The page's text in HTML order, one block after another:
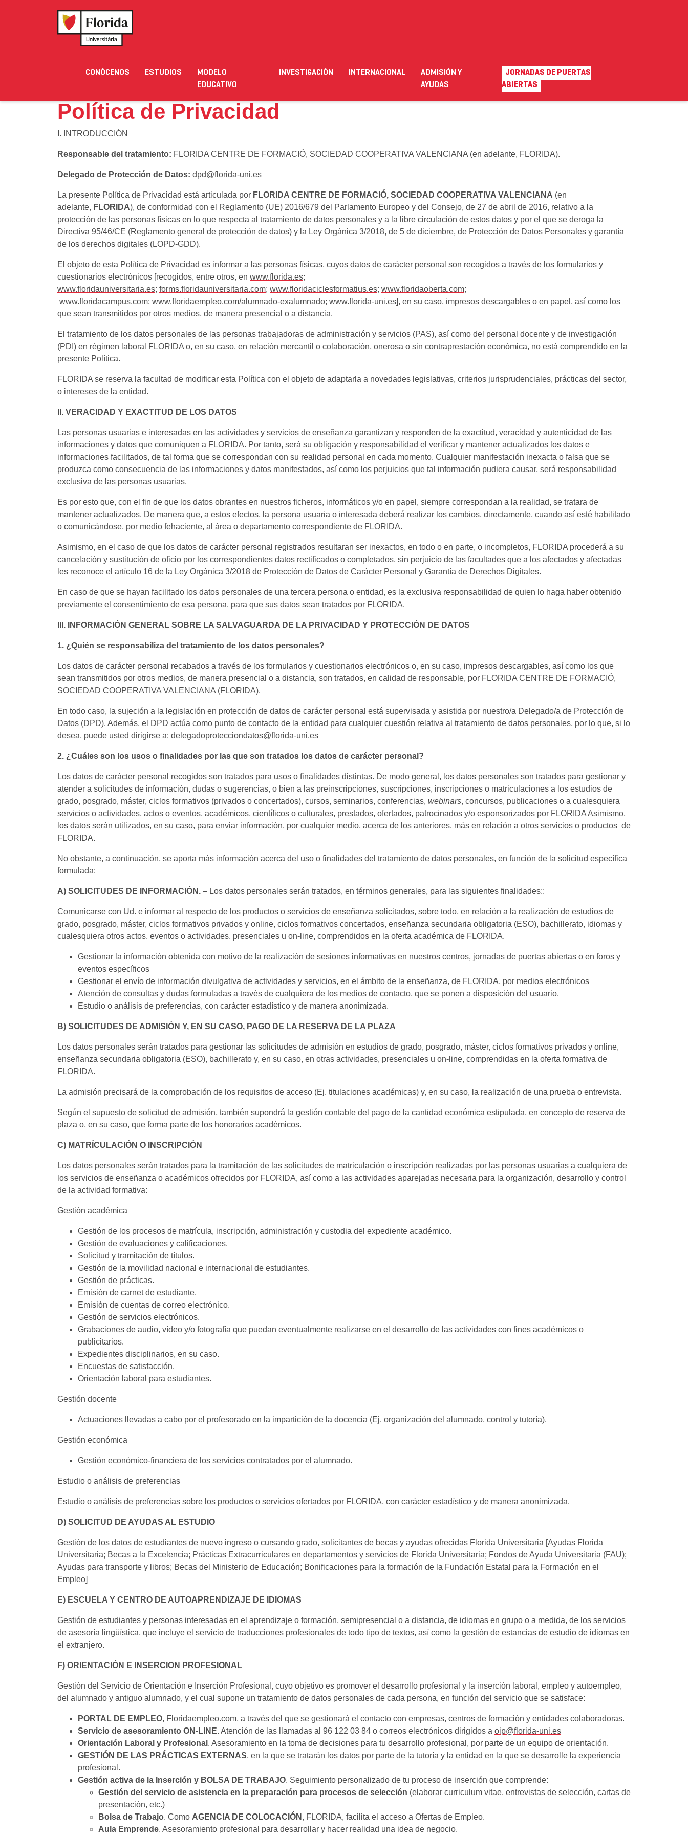
Noticias Eventos Blog Solicita Información Empleo Estudiante Futuro alumnado Necesito ayuda Campus virtual
CONÓCENOS ESTUDIOS
MODELO
EDUCATIVO
INVESTIGACIÓN INTERNACIONAL
ADMISIÓN Y
AYUDAS
JORNADAS DE PUERTAS
ABIERTAS
Política de Privacidad
I. INTRODUCCIÓN
Responsable del tratamiento: FLORIDA CENTRE DE FORMACIÓ, SOCIEDAD COOPERATIVA VALENCIANA (en adelante, FLORIDA).
Delegado de Protección de Datos: dpd@florida-uni.es
La presente Política de Privacidad está articulada por FLORIDA CENTRE DE FORMACIÓ, SOCIEDAD COOPERATIVA VALENCIANA (en
adelante, FLORIDA), de conformidad con el Reglamento (UE) 2016/679 del Parlamento Europeo y del Consejo, de 27 de abril de 2016, relativo a la
protección de las personas físicas en lo que respecta al tratamiento de datos personales y a la libre circulación de estos datos y por el que se deroga la
Directiva 95/46/CE (Reglamento general de protección de datos) y la Ley Orgánica 3/2018, de 5 de diciembre, de Protección de Datos Personales y garantía
de los derechos digitales (LOPD-GDD).
El objeto de esta Política de Privacidad es informar a las personas físicas, cuyos datos de carácter personal son recogidos a través de los formularios y
cuestionarios electrónicos [recogidos, entre otros, en www.florida.es;
www.floridauniversitaria.es; forms.floridauniversitaria.com; www.floridaciclesformatius.es; www.floridaoberta.com;
www.floridacampus.com; www.floridaempleo.com/alumnado-exalumnado; www.florida-uni.es], en su caso, impresos descargables o en papel, así como los
que sean transmitidos por otros medios, de manera presencial o a distancia.
El tratamiento de los datos personales de las personas trabajadoras de administración y servicios (PAS), así como del personal docente y de investigación
(PDI) en régimen laboral FLORIDA o, en su caso, en relación mercantil o colaboración, onerosa o sin contraprestación económica, no está comprendido en la
presente Política.
FLORIDA se reserva la facultad de modificar esta Política con el objeto de adaptarla a novedades legislativas, criterios jurisprudenciales, prácticas del sector,
o intereses de la entidad.
II. VERACIDAD Y EXACTITUD DE LOS DATOS
Las personas usuarias e interesadas en las actividades y servicios de enseñanza garantizan y responden de la exactitud, veracidad y autenticidad de las
informaciones y datos que comuniquen a FLORIDA. Por tanto, será su obligación y responsabilidad el verificar y mantener actualizados los datos e
informaciones facilitados, de tal forma que se correspondan con su realidad personal en cada momento. Cualquier manifestación inexacta o falsa que se
produzca como consecuencia de las informaciones y datos manifestados, así como los perjuicios que tal información pudiera causar, será responsabilidad
exclusiva de las personas usuarias.
Es por esto que, con el fin de que los datos obrantes en nuestros ficheros, informáticos y/o en papel, siempre correspondan a la realidad, se tratara de
mantener actualizados. De manera que, a estos efectos, la persona usuaria o interesada deberá realizar los cambios, directamente, cuando así esté habilitado
o comunicándose, por medio fehaciente, al área o departamento correspondiente de FLORIDA.
Asimismo, en el caso de que los datos de carácter personal registrados resultaran ser inexactos, en todo o en parte, o incompletos, FLORIDA procederá a su
cancelación y sustitución de oficio por los correspondientes datos rectificados o completados, sin perjuicio de las facultades que a los afectados y afectadas
les reconoce el artículo 16 de la Ley Orgánica 3/2018 de Protección de Datos de Carácter Personal y Garantía de Derechos Digitales.
En caso de que se hayan facilitado los datos personales de una tercera persona o entidad, es la exclusiva responsabilidad de quien lo haga haber obtenido
previamente el consentimiento de esa persona, para que sus datos sean tratados por FLORIDA.
III. INFORMACIÓN GENERAL SOBRE LA SALVAGUARDA DE LA PRIVACIDAD Y PROTECCIÓN DE DATOS
1. ¿Quién se responsabiliza del tratamiento de los datos personales?
Los datos de carácter personal recabados a través de los formularios y cuestionarios electrónicos o, en su caso, impresos descargables, así como los que
sean transmitidos por otros medios, de manera presencial o a distancia, son tratados, en calidad de responsable, por FLORIDA CENTRE DE FORMACIÓ,
SOCIEDAD COOPERATIVA VALENCIANA (FLORIDA).
En todo caso, la sujeción a la legislación en protección de datos de carácter personal está supervisada y asistida por nuestro/a Delegado/a de Protección de
Datos (DPD). Además, el DPD actúa como punto de contacto de la entidad para cualquier cuestión relativa al tratamiento de datos personales, por lo que, si lo
desea, puede usted dirigirse a: delegadoprotecciondatos@florida-uni.es
2. ¿Cuáles son los usos o finalidades por las que son tratados los datos de carácter personal?
Los datos de carácter personal recogidos son tratados para usos o finalidades distintas. De modo general, los datos personales son tratados para gestionar y
atender a solicitudes de información, dudas o sugerencias, o bien a las preinscripciones, suscripciones, inscripciones o matriculaciones a los estudios de
grado, posgrado, máster, ciclos formativos (privados o concertados), cursos, seminarios, conferencias, webinars, concursos, publicaciones o a cualesquiera
servicios o actividades, actos o eventos, académicos, científicos o culturales, prestados, ofertados, patrocinados y/o esponsorizados por FLORIDA Asimismo,
los datos serán utilizados, en su caso, para enviar información, por cualquier medio, acerca de los anteriores, más en relación a otros servicios o productos de
FLORIDA.
No obstante, a continuación, se aporta más información acerca del uso o finalidades del tratamiento de datos personales, en función de la solicitud específica
formulada:
A) SOLICITUDES DE INFORMACIÓN. – Los datos personales serán tratados, en términos generales, para las siguientes finalidades::
Comunicarse con Ud. e informar al respecto de los productos o servicios de enseñanza solicitados, sobre todo, en relación a la realización de estudios de
grado, posgrado, máster, ciclos formativos privados y online, ciclos formativos concertados, enseñanza secundaria obligatoria (ESO), bachillerato, idiomas y
cualesquiera otros actos, eventos o actividades, presenciales u on-line, comprendidos en la oferta académica de FLORIDA.
Gestionar la información obtenida con motivo de la realización de sesiones informativas en nuestros centros, jornadas de puertas abiertas o en foros y
eventos específicos
Gestionar el envío de información divulgativa de actividades y servicios, en el ámbito de la enseñanza, de FLORIDA, por medios electrónicos
Atención de consultas y dudas formuladas a través de cualquiera de los medios de contacto, que se ponen a disposición del usuario.
Estudio o análisis de preferencias, con carácter estadístico y de manera anonimizada.
B) SOLICITUDES DE ADMISIÓN Y, EN SU CASO, PAGO DE LA RESERVA DE LA PLAZA
Los datos personales serán tratados para gestionar las solicitudes de admisión en estudios de grado, posgrado, máster, ciclos formativos privados y online,
enseñanza secundaria obligatoria (ESO), bachillerato y, en su caso, en otras actividades, presenciales u on-line, comprendidas en la oferta formativa de
FLORIDA.
La admisión precisará de la comprobación de los requisitos de acceso (Ej. titulaciones académicas) y, en su caso, la realización de una prueba o entrevista.
Según el supuesto de solicitud de admisión, también supondrá la gestión contable del pago de la cantidad económica estipulada, en concepto de reserva de
plaza o, en su caso, que forma parte de los honorarios académicos.
C) MATRÍCULACIÓN O INSCRIPCIÓN
Los datos personales serán tratados para la tramitación de las solicitudes de matriculación o inscripción realizadas por las personas usuarias a cualquiera de
los servicios de enseñanza o académicos ofrecidos por FLORIDA, así como a las actividades aparejadas necesaria para la organización, desarrollo y control
de la actividad formativa:
Gestión académica
Gestión de los procesos de matrícula, inscripción, administración y custodia del expediente académico.
Gestión de evaluaciones y calificaciones.
Solicitud y tramitación de títulos.
Gestión de la movilidad nacional e internacional de estudiantes.
Gestión de prácticas.
Emisión de carnet de estudiante.
Emisión de cuentas de correo electrónico.
Gestión de servicios electrónicos.
Grabaciones de audio, vídeo y/o fotografía que puedan eventualmente realizarse en el desarrollo de las actividades con fines académicos o
publicitarios.
Expedientes disciplinarios, en su caso.
Encuestas de satisfacción.
Orientación laboral para estudiantes.
Gestión docente
Actuaciones llevadas a cabo por el profesorado en la impartición de la docencia (Ej. organización del alumnado, control y tutoría).
Gestión económica
Gestión económico-financiera de los servicios contratados por el alumnado.
Estudio o análisis de preferencias
Estudio o análisis de preferencias sobre los productos o servicios ofertados por FLORIDA, con carácter estadístico y de manera anonimizada.
D) SOLICITUD DE AYUDAS AL ESTUDIO
Gestión de los datos de estudiantes de nuevo ingreso o cursando grado, solicitantes de becas y ayudas ofrecidas Florida Universitaria [Ayudas Florida
Universitaria; Becas a la Excelencia; Prácticas Extracurriculares en departamentos y servicios de Florida Universitaria; Fondos de Ayuda Universitaria (FAU);
Ayudas para transporte y libros; Becas del Ministerio de Educación; Bonificaciones para la formación de la Fundación Estatal para la Formación en el
Empleo]
E) ESCUELA Y CENTRO DE AUTOAPRENDIZAJE DE IDIOMAS
Gestión de estudiantes y personas interesadas en el aprendizaje o formación, semipresencial o a distancia, de idiomas en grupo o a medida, de los servicios
de asesoría lingüística, que incluye el servicio de traducciones profesionales de todo tipo de textos, así como la gestión de estancias de estudio de idiomas en
el extranjero.
F) ORIENTACIÓN E INSERCION PROFESIONAL
Gestión del Servicio de Orientación e Inserción Profesional, cuyo objetivo es promover el desarrollo profesional y la inserción laboral, empleo y autoempleo,
del alumnado y antiguo alumnado, y el cual supone un tratamiento de datos personales de cada persona, en función del servicio que se satisface:
PORTAL DE EMPLEO, Floridaempleo.com, a través del que se gestionará el contacto con empresas, centros de formación y entidades colaboradoras.
Servicio de asesoramiento ON-LINE. Atención de las llamadas al 96 122 03 84 o correos electrónicos dirigidos a oip@florida-uni.es
Orientación Laboral y Profesional . Asesoramiento en la toma de decisiones para tu desarrollo profesional, por parte de un equipo de orientación.
GESTIÓN DE LAS PRÁCTICAS EXTERNAS, en la que se tratarán los datos por parte de la tutoría y la entidad en la que se desarrolle la experiencia
profesional.
Gestión activa de la Inserción y BOLSA DE TRABAJO. Seguimiento personalizado de tu proceso de inserción que comprende:
Gestión del servicio de asistencia en la preparación para procesos de selección (elaborar curriculum vitae, entrevistas de selección, cartas de
presentación, etc.)
Bolsa de Trabajo. Como AGENCIA DE COLOCACIÓN , FLORIDA, facilita el acceso a Ofertas de Empleo.
Aula Emprende. Asesoramiento profesional para desarrollar y hacer realidad una idea de negocio.